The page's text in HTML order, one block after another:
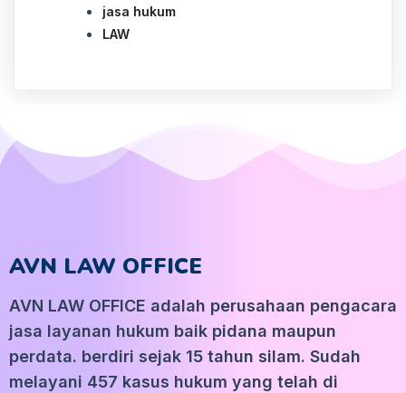
jasa hukum
LAW
AVN LAW OFFICE
AVN LAW OFFICE adalah perusahaan pengacara
jasa layanan hukum baik pidana maupun
perdata. berdiri sejak 15 tahun silam. Sudah
melayani 457 kasus hukum yang telah di